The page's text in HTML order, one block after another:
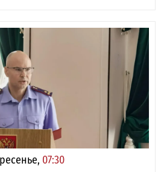
07:30